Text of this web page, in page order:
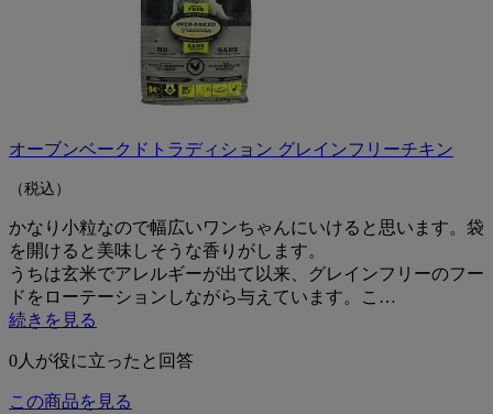
オーブンベークドトラディション グレインフリーチキン
（税込）
かなり小粒なので幅広いワンちゃんにいけると思います。袋
を開けると美味しそうな香りがします。
うちは玄米でアレルギーが出て以来、グレインフリーのフー
ドをローテーションしながら与えています。こ…
続きを見る
0人が役に立ったと回答
この商品を見る